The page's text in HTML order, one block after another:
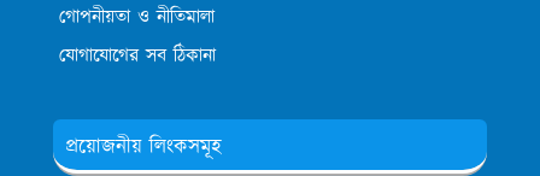
গোপনীয়তা ও নীতিমালা
যোগাযোগের সব ঠিকানা
প্রয়োজনীয় লিংকসমূহ